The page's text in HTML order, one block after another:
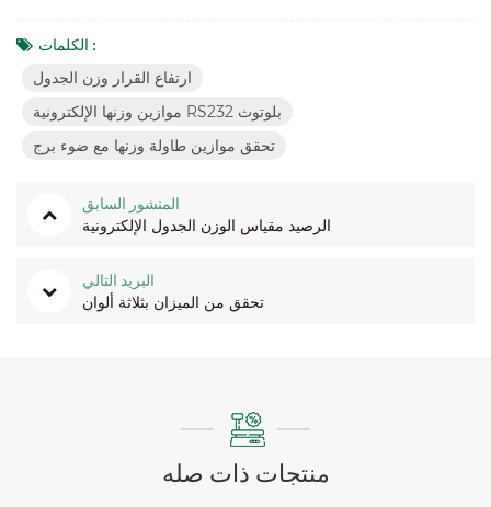
الكلمات :
ارتفاع القرار وزن الجدول
موازين وزنها الإلكترونية RS232 بلوتوث
تحقق موازين طاولة وزنها مع ضوء برج
المنشور السابق
الرصيد مقياس الوزن الجدول الإلكترونية
البريد التالي
تحقق من الميزان بثلاثة ألوان
منتجات ذات صله